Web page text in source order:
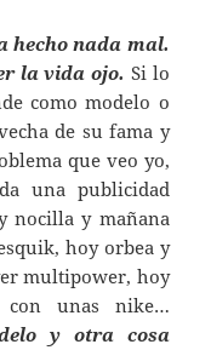
hecho nada mal.
la vida ojo. Si lo
como modelo o
de su fama y
que veo yo,
una publicidad
nocilla y mañana
hoy orbea y
multipower, hoy
con unas nike…
y otra cosa